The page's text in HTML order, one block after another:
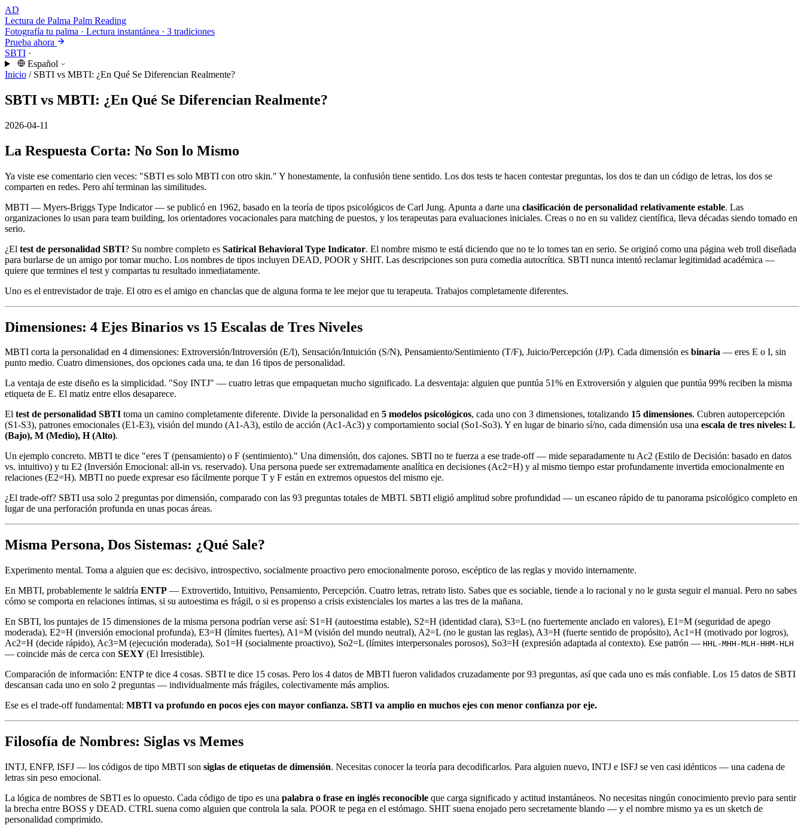
AD
Lectura de Palma Palm Reading
Fotografía tu palma · Lectura instantánea · 3 tradiciones
Prueba ahora
SBTI ·
Español
Inicio / SBTI vs MBTI: ¿En Qué Se Diferencian Realmente?
SBTI vs MBTI: ¿En Qué Se Diferencian Realmente?
2026-04-11
La Respuesta Corta: No Son lo Mismo
Ya viste ese comentario cien veces: "SBTI es solo MBTI con otro skin." Y honestamente, la confusión tiene sentido. Los dos tests te hacen contestar preguntas, los dos te dan un código de letras, los dos se
comparten en redes. Pero ahí terminan las similitudes.
MBTI — Myers-Briggs Type Indicator — se publicó en 1962, basado en la teoría de tipos psicológicos de Carl Jung. Apunta a darte una clasificación de personalidad relativamente estable. Las
organizaciones lo usan para team building, los orientadores vocacionales para matching de puestos, y los terapeutas para evaluaciones iniciales. Creas o no en su validez científica, lleva décadas siendo tomado en
serio.
¿El test de personalidad SBTI? Su nombre completo es Satirical Behavioral Type Indicator. El nombre mismo te está diciendo que no te lo tomes tan en serio. Se originó como una página web troll diseñada
para burlarse de un amigo por tomar mucho. Los nombres de tipos incluyen DEAD, POOR y SHIT. Las descripciones son pura comedia autocrítica. SBTI nunca intentó reclamar legitimidad académica —
quiere que termines el test y compartas tu resultado inmediatamente.
Uno es el entrevistador de traje. El otro es el amigo en chanclas que de alguna forma te lee mejor que tu terapeuta. Trabajos completamente diferentes.
Dimensiones: 4 Ejes Binarios vs 15 Escalas de Tres Niveles
MBTI corta la personalidad en 4 dimensiones: Extroversión/Introversión (E/I), Sensación/Intuición (S/N), Pensamiento/Sentimiento (T/F), Juicio/Percepción (J/P). Cada dimensión es binaria — eres E o I, sin
punto medio. Cuatro dimensiones, dos opciones cada una, te dan 16 tipos de personalidad.
La ventaja de este diseño es la simplicidad. "Soy INTJ" — cuatro letras que empaquetan mucho significado. La desventaja: alguien que puntúa 51% en Extroversión y alguien que puntúa 99% reciben la misma
etiqueta de E. El matiz entre ellos desaparece.
El test de personalidad SBTI toma un camino completamente diferente. Divide la personalidad en 5 modelos psicológicos, cada uno con 3 dimensiones, totalizando 15 dimensiones. Cubren autopercepción
(S1-S3), patrones emocionales (E1-E3), visión del mundo (A1-A3), estilo de acción (Ac1-Ac3) y comportamiento social (So1-So3). Y en lugar de binario sí/no, cada dimensión usa una escala de tres niveles: L
(Bajo), M (Medio), H (Alto).
Un ejemplo concreto. MBTI te dice "eres T (pensamiento) o F (sentimiento)." Una dimensión, dos cajones. SBTI no te fuerza a ese trade-off — mide separadamente tu Ac2 (Estilo de Decisión: basado en datos
vs. intuitivo) y tu E2 (Inversión Emocional: all-in vs. reservado). Una persona puede ser extremadamente analítica en decisiones (Ac2=H) y al mismo tiempo estar profundamente invertida emocionalmente en
relaciones (E2=H). MBTI no puede expresar eso fácilmente porque T y F están en extremos opuestos del mismo eje.
¿El trade-off? SBTI usa solo 2 preguntas por dimensión, comparado con las 93 preguntas totales de MBTI. SBTI eligió amplitud sobre profundidad — un escaneo rápido de tu panorama psicológico completo en
lugar de una perforación profunda en unas pocas áreas.
Misma Persona, Dos Sistemas: ¿Qué Sale?
Experimento mental. Toma a alguien que es: decisivo, introspectivo, socialmente proactivo pero emocionalmente poroso, escéptico de las reglas y movido internamente.
En MBTI, probablemente le saldría ENTP — Extrovertido, Intuitivo, Pensamiento, Percepción. Cuatro letras, retrato listo. Sabes que es sociable, tiende a lo racional y no le gusta seguir el manual. Pero no sabes
cómo se comporta en relaciones íntimas, si su autoestima es frágil, o si es propenso a crisis existenciales los martes a las tres de la mañana.
En SBTI, los puntajes de 15 dimensiones de la misma persona podrían verse así: S1=H (autoestima estable), S2=H (identidad clara), S3=L (no fuertemente anclado en valores), E1=M (seguridad de apego
moderada), E2=H (inversión emocional profunda), E3=H (límites fuertes), A1=M (visión del mundo neutral), A2=L (no le gustan las reglas), A3=H (fuerte sentido de propósito), Ac1=H (motivado por logros),
Ac2=H (decide rápido), Ac3=M (ejecución moderada), So1=H (socialmente proactivo), So2=L (límites interpersonales porosos), So3=H (expresión adaptada al contexto). Ese patrón — HHL-MHH-MLH-HHM-HLH
— coincide más de cerca con SEXY (El Irresistible).
Comparación de información: ENTP te dice 4 cosas. SBTI te dice 15 cosas. Pero los 4 datos de MBTI fueron validados cruzadamente por 93 preguntas, así que cada uno es más confiable. Los 15 datos de SBTI
descansan cada uno en solo 2 preguntas — individualmente más frágiles, colectivamente más amplios.
Ese es el trade-off fundamental: MBTI va profundo en pocos ejes con mayor confianza. SBTI va amplio en muchos ejes con menor confianza por eje.
Filosofía de Nombres: Siglas vs Memes
INTJ, ENFP, ISFJ — los códigos de tipo MBTI son siglas de etiquetas de dimensión. Necesitas conocer la teoría para decodificarlos. Para alguien nuevo, INTJ e ISFJ se ven casi idénticos — una cadena de
letras sin peso emocional.
La lógica de nombres de SBTI es lo opuesto. Cada código de tipo es una palabra o frase en inglés reconocible que carga significado y actitud instantáneos. No necesitas ningún conocimiento previo para sentir
la brecha entre BOSS y DEAD. CTRL suena como alguien que controla la sala. POOR te pega en el estómago. SHIT suena enojado pero secretamente blando — y el nombre mismo ya es un sketch de
personalidad comprimido.